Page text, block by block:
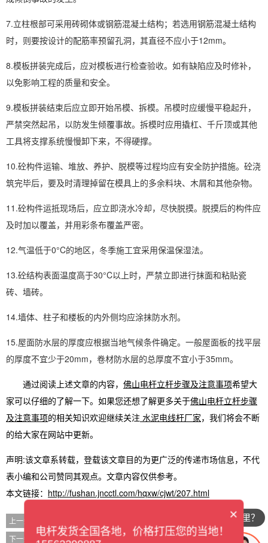
7.立柱根部可采用砖砌体或钢筋混凝土结构；若选用钢筋混凝土结构
时，则要按设计的配筋率预留孔洞，其直径不应小于12mm。
8.模板拼装完成后，应对模板进行检查验收。如有缺陷应及时修补，
以免影响工程的质量和安全。
9.模板拼装结束后应立即开始吊模、拆模。吊模时应缓慢平稳起升，
严禁突然起吊，以防发生倾覆事故。拆模时应用撬杠、千斤顶或其他
工具将支撑系统慢慢卸下来，不得硬撑。
10.砼构件运输、堆放、养护、脱模等过程均应有安全防护措施。砼浇
筑完毕后，要及时清理掉留在模具上的多余料块、木屑和其他杂物。
11.砼构件运抵现场后，应立即浇水冷却，尽快脱摸。脱摸后的构件应
及时加以覆盖，并用彩条布覆盖严密。
12.气温低于0°C的地区，冬季施工宜采用保温保湿法。
13.砼结构表面温度高于30°C以上时，严禁立即进行抹面和粘贴瓷
砖、墙砖。
14.墙体、柱子和楼板的内外侧均应涂抹防水剂。
15.屋面防水层的厚度应根据当地气候条件确定。一般屋面板的找平层
的厚度不宜少于20mm，卷材防水层的总厚度不宜小于35mm。
通过阅读上述文章的内容， 佛山电杆立杆步骤及注意事项希望大
家可以仔细的了解一下。如果您还想了解更多关于佛山电杆立杆步骤
及注意事项的相关知识欢迎继续关注 水泥电线杆厂家，我们将会不断
的给大家在网站中更新。
声明:该文章系转载，登载该文章目的为更广泛的传递市场信息，不代
表小编和公司赞同其观点。文章内容仅供参考。
本文链接： http://fushan.jncctl.com/hqxw/cjwt/207.html
上一条 佛山水泥电线杆质量问题需引重视,劣质产品着实危害不浅
下一条 佛山如何正确选择水泥电线杆?
你们公司在哪里？
×
电杆发货全国各地，价格打压您的当地！